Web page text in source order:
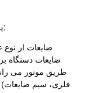
سیم پیچ Scarp برای خط برش فلز:
ضایعات از
ضایعات دستگاه
طریق موتور می
فلزی، سیم ضایعات)